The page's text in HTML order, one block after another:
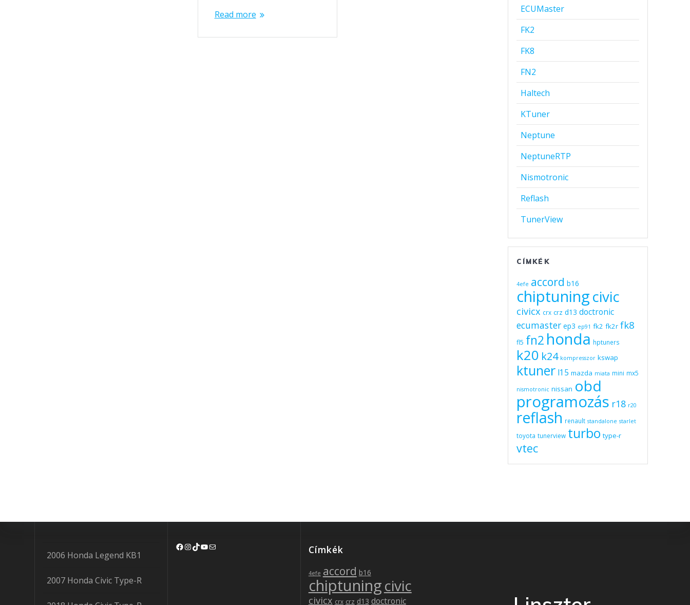
Read more
ECUMaster
FK2
FK8
FN2
Haltech
KTuner
Neptune
NeptuneRTP
Nismotronic
Reflash
TunerView
CÍMKÉK
4efe accord b16
chiptuningcivic
civicx crx crz d13 doctronic
ecumaster ep3 ep91 fk2 fk2r fk8
fl5 fn2 honda hptuners
k20 k24 kompresszor kswap
ktuner l15 mazda miata mini mx5
nismotronic nissan obd
programozás r18 r20
reflash renault standalone starlet
toyota tunerview turbo type-r
vtec
2006 Honda Legend KB1
2007 Honda Civic Type-R
Facebook
Instagram
TikTok
YouTube
Mail Címkék
4efe accord b16
chiptuningcivic
civicx crx crz d13 doctronic